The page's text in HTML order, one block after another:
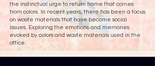
the instinctual urge to return home that comes
from colors. In recent years, there has been a focus
on waste materials that have become social
issues. Exploring the emotions and memories
evoked by colors and waste materials used in the
office.